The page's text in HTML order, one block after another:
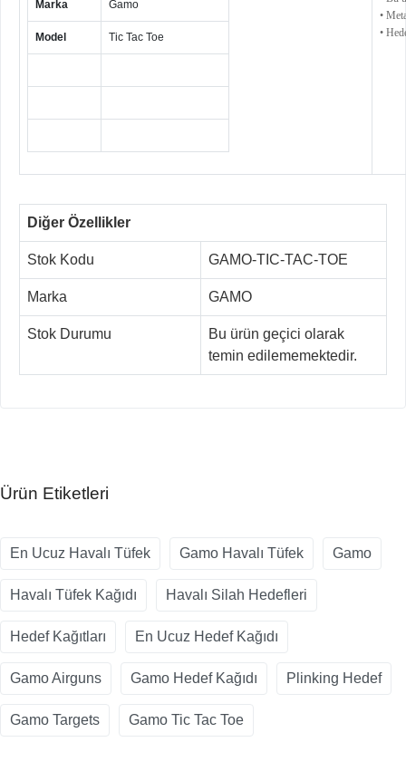
Marka Gamo
Model Tic Tac Toe
•
•
Diğer Özellikler
Stok Kodu GAMO-TIC-TAC-TOE
Marka GAMO
Stok Durumu
Bu ürün geçici olarak
temin edilememektedir.
Ürün Etiketleri
En Ucuz Havalı Tüfek Gamo Havalı Tüfek Gamo
Havalı Tüfek Kağıdı Havalı Silah Hedefleri
Hedef Kağıtları En Ucuz Hedef Kağıdı
Gamo Airguns Gamo Hedef Kağıdı Plinking Hedef
Gamo Targets Gamo Tic Tac Toe